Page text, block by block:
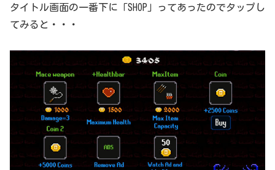
タイトル画面の一番下に「SHOP」ってあったのでタップし
てみると・・・